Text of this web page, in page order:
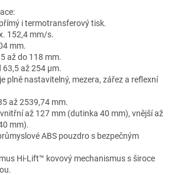
i termotransferový tisk.
152,4 mm/s.
mm.
až do 118 mm.
až 254 µm.
plně nastavitelný, mezera, zářez a reflexní
až 2539,74 mm.
až 127 mm (dutinka 40 mm), vnější až
mm).
ABS pouzdro s bezpečným
Hi-Lift™ kovový mechanismus s široce